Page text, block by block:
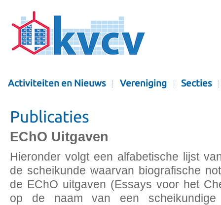
Activiteiten en Nieuws Vereniging Secties
Publicaties
EChO Uitgaven
Hieronder volgt een alfabetische lijst
de scheikunde waarvan biografische
de EChO uitgaven (Essays voor het
op de naam van een